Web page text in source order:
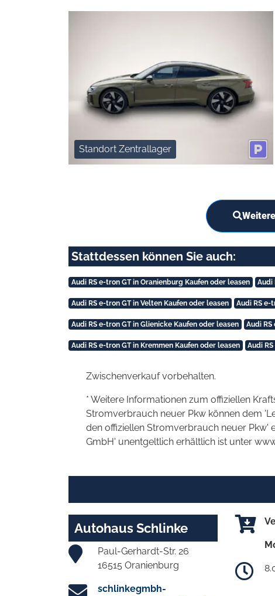
Standort Zentrallager
Stattdessen können Sie auch:
Audi RS e-tron GT in Oranienburg Kaufen oder leasen Audi
Audi RS e-tron GT in Velten Kaufen oder leasen Audi RS e-
Audi RS e-tron GT in Glienicke Kaufen oder leasen Audi
Audi RS e-tron GT in Kremmen Kaufen oder leasen Audi
Zwischenverkauf vorbehalten.
* Weitere Informationen zum offiziellen
Stromverbrauch neuer Pkw können dem
den offiziellen Stromverbrauch neuer Pkw'
GmbH' unentgeltlich erhältlich ist unter
Autohaus Schlinke
Paul-Gerhardt-Str. 26
16515 Oranienburg
schlinkegmbh-